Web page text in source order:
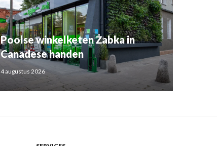
Poolse winkelketen Żabka in
Canadese handen
4 augustus 2026